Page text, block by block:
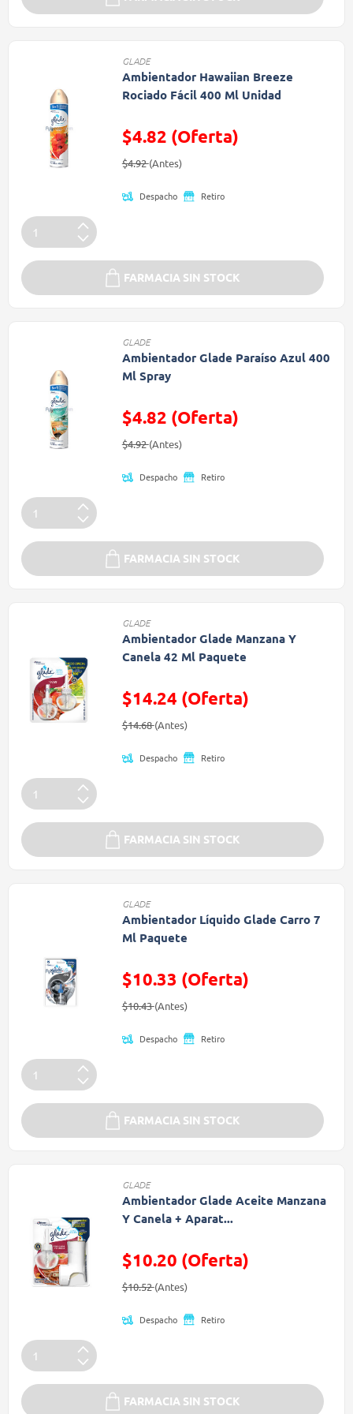
GLADE
Ambientador Hawaiian Breeze
Rociado Fácil 400 Ml Unidad
$4.82 (Oferta)
Precio reducido de
$4.92(Antes)(Oferta)
Despacho Retiro
FARMACIA SIN STOCK
GLADE
Ambientador Glade Paraíso Azul 400
Ml Spray
$4.82 (Oferta)
Precio reducido de
$4.92(Antes)(Oferta)
Despacho Retiro
FARMACIA SIN STOCK
GLADE
Ambientador Glade Manzana Y
Canela 42 Ml Paquete
$14.24 (Oferta)
Precio reducido de
$14.68(Antes)(Oferta)
Despacho Retiro
FARMACIA SIN STOCK
GLADE
Ambientador Líquido Glade Carro 7
Ml Paquete
$10.33 (Oferta)
Precio reducido de
$10.43(Antes)(Oferta)
Despacho Retiro
FARMACIA SIN STOCK
GLADE
Ambientador Glade Aceite Manzana
Y Canela + Aparat...
$10.20 (Oferta)
Precio reducido de
$10.52(Antes)(Oferta)
Despacho Retiro
FARMACIA SIN STOCK